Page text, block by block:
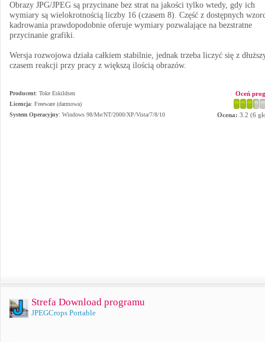
Obrazy JPG/JPEG są przycinane bez strat na jakości tylko wtedy, gdy ich
wymiary są wielokrotnością liczby 16 (czasem 8). Część z dostępnych
kadrowania prawdopodobnie oferuje wymiary pozwalające na bezstratne
przycinanie grafiki.
Wersja rozwojowa działa całkiem stabilnie, jednak trzeba liczyć się z
czasem reakcji przy pracy z większą ilością obrazów.
Producent: Toke Eskildsen
Licencja: Freeware (darmowa)
System Operacyjny: Windows 98/Me/NT/2000/XP/Vista/7/8/10
Oceń
Ocena: 3.2 (6
Strefa Download programu
JPEGCrops Portable